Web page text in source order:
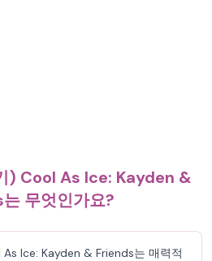
) Cool As Ice: Kayden &
무엇인가요?
Ice: Kayden & Friends는 매력적